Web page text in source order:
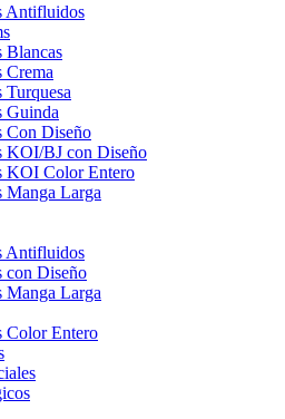
Antifluidos
Blancas
Crema
Turquesa
Guinda
Con Diseño
KOI/BJ con Diseño
KOI Color Entero
Manga Larga
Antifluidos
con Diseño
Manga Larga
Color Entero